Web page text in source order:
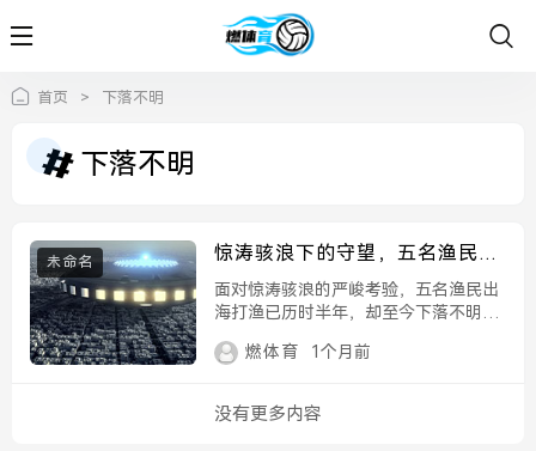
首页 > 下落不明
下落不明
未命名
惊涛骇浪下的守望，五名渔民出
海打渔半年，至今下落不明，惊
涛骇浪下的守望，五渔民出海半
面对惊涛骇浪的严峻考验，五名渔民出
海打渔已历时半年，却至今下落不明，
绝望，他们仍在岸边顽强守望，焦急地
心。...
燃体育 1个月前
没有更多内容